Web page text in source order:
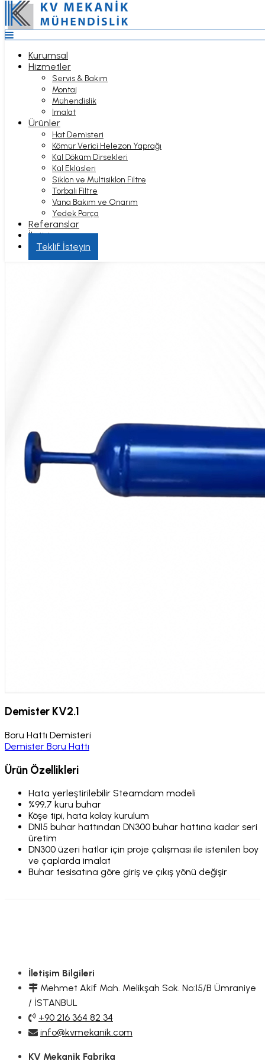
Top
Anasayfa
Kurumsal
Hizmetler
Servis & Bakım
Montaj
Mühendislik
İmalat
Ürünler
Hat Demisteri
Kömür Verici Helezon Yaprağı
Kül Döküm Dirsekleri
Kül Eklüsleri
Siklon ve Multisiklon Filtre
Torbalı Filtre
Vana Bakım ve Onarım
Yedek Parça
Referanslar
İletişim
Hizmet Bölgeleri
Kurumsal
Hizmetler
Servis & Bakım
Montaj
Mühendislik
İmalat
Ürünler
Hat Demisteri
Kömür Verici Helezon Yaprağı
Kül Döküm Dirsekleri
Kül Eklüsleri
Siklon ve Multisiklon Filtre
Torbalı Filtre
Vana Bakım ve Onarım
Yedek Parça
Referanslar
İletişim
Teklif İsteyin
DEMISTER KV2.1
Demister Boru Hattı
Demister KV2.1
Boru Hattı Demisteri
Demister Boru Hattı
Ürün Özellikleri
Hata yerleştirilebilir Steamdam modeli
%99,7 kuru buhar
Köşe tipi, hata kolay kurulum
DN15 buhar hattından DN300 buhar hattına kadar seri
üretim
DN300 üzeri hatlar için proje çalışması ile istenilen boy
ve çaplarda imalat
Buhar tesisatına göre giriş ve çıkış yönü değişir
İletişim Bilgileri
Mehmet Akif Mah. Melikşah Sok. No:15/B Ümraniye
/ İSTANBUL
+90 216 364 82 34
info@kvmekanik.com
KV Mekanik Fabrika